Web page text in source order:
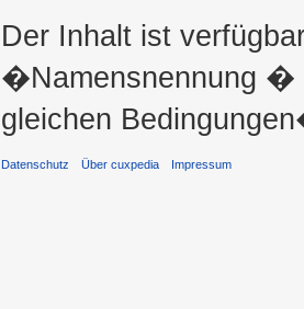
Der Inhalt ist
�Namensnennung �
gleichen
Datenschutz Über cuxpedia Impressum